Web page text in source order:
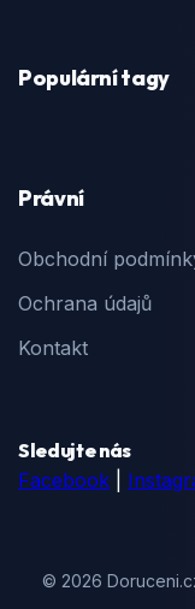
Populární tagy
Právní
Obchodní
Ochrana údajů
Kontakt
Sledujte nás
Facebook
© 2026